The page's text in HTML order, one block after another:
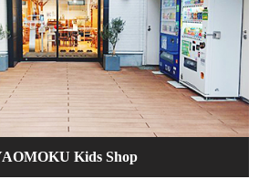
Kids Shop